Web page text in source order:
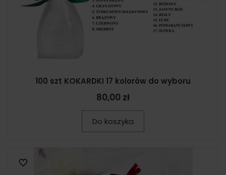
100 szt KOKARDKI 17 kolorów do wyboru
80,00 zł
Do koszyka